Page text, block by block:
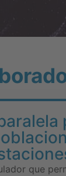
que